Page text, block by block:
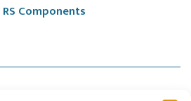
RS Components